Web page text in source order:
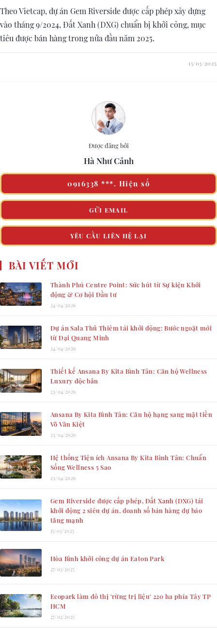
Theo Vietcap, dự án Gem Riverside được cấp phép xây dựng
vào tháng 9/2024, Đất Xanh (DXG) chuẩn bị khởi công, mục
tiêu được bán hàng trong nửa đầu năm 2025.
15/03/2025
Được đăng bởi
Hà Như Cảnh
0916338 ***. Hiện số
GỬI EMAIL
YÊU CẦU LIÊN HỆ LẠI
BÀI VIẾT MỚI
Thành Phú Centre Point: Sức hút từ Sự kiện Khởi
động & Cơ hội Đầu tư
24/04/2026
Dự án Sala Thủ Thiêm tái khởi động: Bước ngoặt mới
từ Đại Quang Minh
24/04/2026
Thiết kế Ansana By Kita Bình Tân: Căn hộ Wellness
Luxury độc bản
23/04/2026
Ansana By Kita Bình Tân: Căn hộ hạng sang mặt tiền
Võ Văn Kiệt
23/04/2026
Hệ thống Tiện ích Ansana By Kita Bình Tân: Chuẩn
Sống Wellness 5 Sao
23/04/2026
Gem Riverside được cấp phép, Đất Xanh (DXG) tái
khởi động 2 siêu dự án, doanh số bán hàng dự báo
tăng mạnh
15/03/2025
Hòa Bình khởi công dự án Eaton Park
27/02/2025
Ecopark làm đô thị 'rừng trị liệu' 220 ha phía Tây TP
HCM
27/02/2025